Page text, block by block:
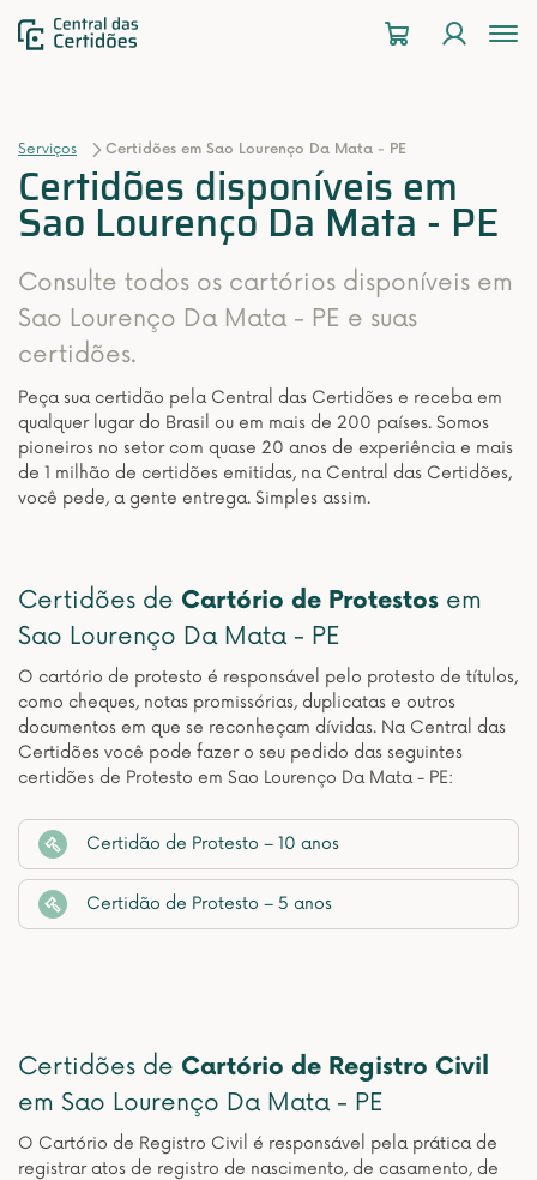
Serviços Certidões em Sao Lourenço Da Mata - PE
Certidões disponíveis em
Sao Lourenço Da Mata - PE
Consulte todos os cartórios disponíveis em
Sao Lourenço Da Mata - PE e suas
certidões.
Peça sua certidão pela Central das Certidões e receba em
qualquer lugar do Brasil ou em mais de 200 países. Somos
pioneiros no setor com quase 20 anos de experiência e mais
de 1 milhão de certidões emitidas, na Central das Certidões,
você pede, a gente entrega. Simples assim.
Certidões de Cartório de Protestos em
Sao Lourenço Da Mata - PE
O cartório de protesto é responsável pelo protesto de títulos,
como cheques, notas promissórias, duplicatas e outros
documentos em que se reconheçam dívidas. Na Central das
Certidões você pode fazer o seu pedido das seguintes
certidões de Protesto em Sao Lourenço Da Mata - PE:
Certidão de Protesto – 10 anos
Certidão de Protesto – 5 anos
Certidões de Cartório de Registro Civil
em Sao Lourenço Da Mata - PE
O Cartório de Registro Civil é responsável pela prática de
registrar atos de registro de nascimento, de casamento, de